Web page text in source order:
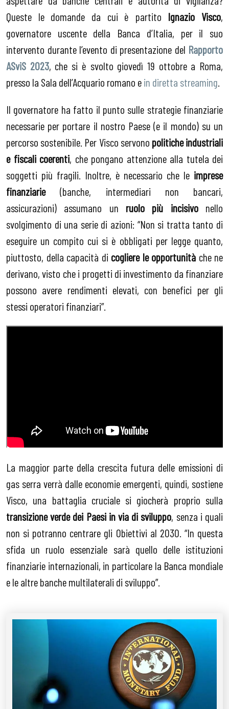
Queste le domande da cui è partito Ignazio Visco,
governatore uscente della Banca d’Italia, per il suo
intervento durante l’evento di presentazione del Rapporto
ASviS 2023, che si è svolto giovedì 19 ottobre a Roma,
presso la Sala dell’Acquario romano ein diretta streaming
Il governatore ha fatto il punto sulle strategie finanziarie
necessarie per portare il nostro Paese (e il mondo) su un
percorso sostenibile. Per Visco servono politiche industriali
e fiscali coerenti, che pongano attenzione alla tutela dei
soggetti più fragili. Inoltre, è necessario che le imprese
finanziarie(banche, intermediari non bancari,
assicurazioni) assumano un ruolo più incisivonello
svolgimento di una serie di azioni: “Non si tratta tanto di
eseguire un compito cui si è obbligati per legge quanto,
piuttosto, della capacità di cogliere le opportunità che ne
derivano, visto che i progetti di investimento da finanziare
possono avere rendimenti elevati, con benefici per gli
stessi operatori finanziari”.
La maggior parte della crescita futura delle emissioni di
gas serra verrà dalle economie emergenti, quindi, sostiene
Visco, una battaglia cruciale si giocherà proprio sulla
transizione verde dei Paesi in via di sviluppo, senza i quali
non si potranno centrare gli Obiettivi al 2030. “In questa
sfida un ruolo essenziale sarà quello delle istituzioni
finanziarie internazionali, in particolare la Banca mondiale
e le altre banche multilaterali di sviluppo”.